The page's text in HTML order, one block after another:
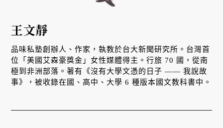
王文靜
品味私塾創辦人、作家，執教於台大新聞研究所。台灣首
位「美國艾森豪獎金」女性媒體得主。行旅 70 國，從南
極到非洲部落。著有《沒有大學文憑的日子 —— 我說故
事》，被收錄在國、高中、大學 6 種版本國文教科書中。